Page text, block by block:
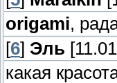
origami,
[6] Эль
какая